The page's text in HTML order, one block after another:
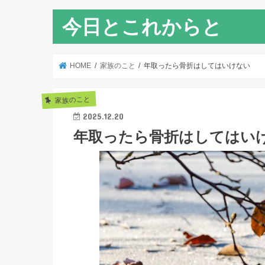
今日とこれからと
HOME 家族のこと 年取ったら骨折はしてはいけない
家族のこと
2025.12.20
年取ったら骨折はしてはい